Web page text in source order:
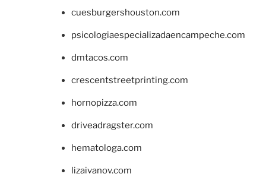
cuesburgershouston.com
psicologiaespecializadaencampeche.com
dmtacos.com
crescentstreetprinting.com
hornopizza.com
driveadragster.com
hematologa.com
lizaivanov.com